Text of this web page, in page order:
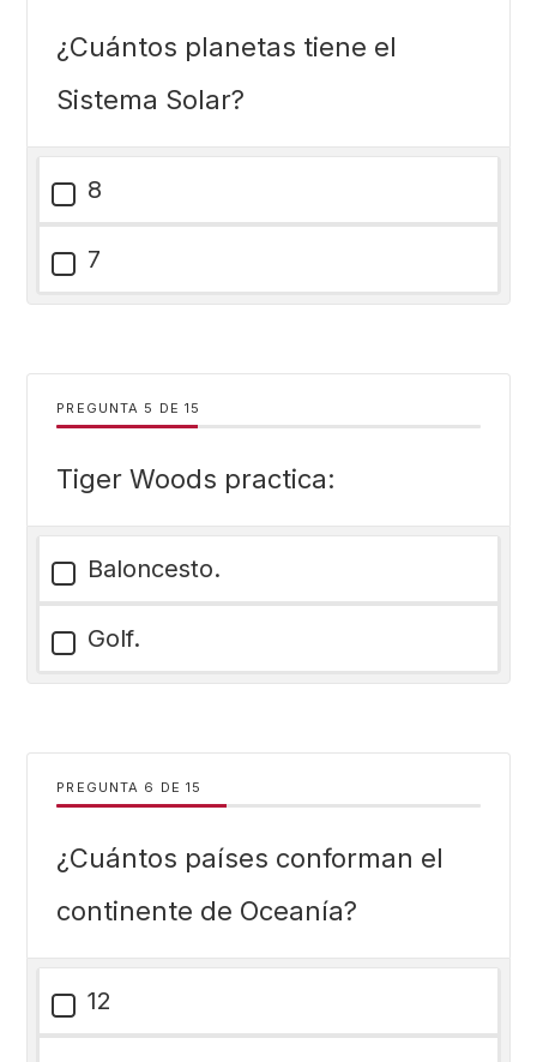
¿Cuántos planetas tiene el
Sistema Solar?
8
7
PREGUNTA DE 15
Tiger Woods practica:
Baloncesto.
Golf.
PREGUNTA DE 15
¿Cuántos países conforman el
continente de Oceanía?
12